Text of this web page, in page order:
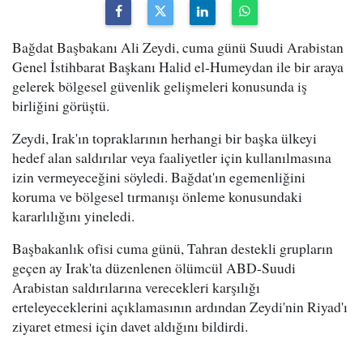
Bağdat Başbakanı Ali Zeydi, cuma günü Suudi Arabistan
Genel İstihbarat Başkanı Halid el-Humeydan ile bir araya
gelerek bölgesel güvenlik gelişmeleri konusunda iş
birliğini görüştü.
Zeydi, Irak'ın topraklarının herhangi bir başka ülkeyi
hedef alan saldırılar veya faaliyetler için kullanılmasına
izin vermeyeceğini söyledi. Bağdat'ın egemenliğini
koruma ve bölgesel tırmanışı önleme konusundaki
kararlılığını yineledi.
Başbakanlık ofisi cuma günü, Tahran destekli grupların
geçen ay Irak'ta düzenlenen ölümcül ABD-Suudi
Arabistan saldırılarına verecekleri karşılığı
erteleyeceklerini açıklamasının ardından Zeydi'nin Riyad'ı
ziyaret etmesi için davet aldığını bildirdi.